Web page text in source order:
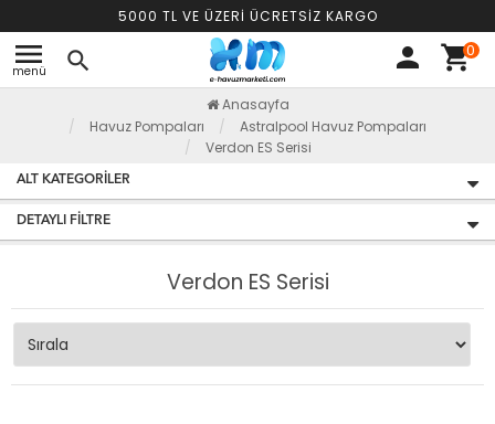
5000 TL VE ÜZERİ ÜCRETSİZ KARGO
menu
menü search person shopping_cart0
Anasayfa
Havuz Pompaları
Astralpool Havuz Pompaları
Verdon ES Serisi
ALT KATEGORILER
DETAYLI FILTRE
Verdon ES Serisi